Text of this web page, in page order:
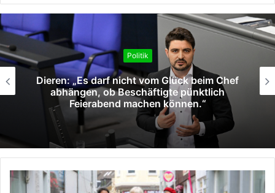
Chef
Bundesregierung: Roadmaps der
Agenda Deutschland starten
Umsetzung mit Wirtschaft,
und Ländern